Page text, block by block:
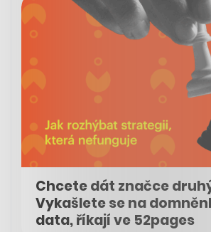
Chcete dát značce
Vykašlete se na
data, říkají ve 52pages